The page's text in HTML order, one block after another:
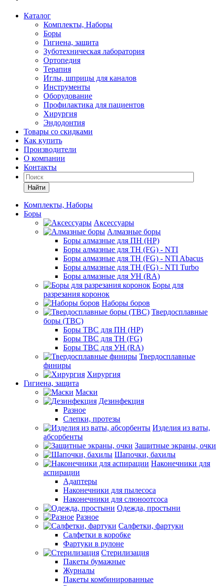
Каталог
Комплекты, Наборы
Боры
Гигиена, защита
Зуботехническая лаборатория
Ортопедия
Терапия
Иглы, шприцы для каналов
Инструменты
Оборудование
Профилактика для пациентов
Хирургия
Эндодонтия
Товары со скидками
Как купить
Производители
О компании
Контакты
Найти
Комплекты, Наборы
Боры
Аксессуары
Алмазные боры
Боры алмазные для ПН (HP)
Боры алмазные для ТН (FG) - NTI
Боры алмазные для ТН (FG) - NTI Abacus
Боры алмазные для ТН (FG) - NTI Turbo
Боры алмазные для УН (RA)
Боры для
разрезания коронок
Наборы боров
Твердосплавные
боры (ТВС)
Боры ТВС для ПН (HP)
Боры ТВС для ТН (FG)
Боры ТВС для УН (RA)
Твердосплавные
финиры
Хирургия
Гигиена, защита
Маски
Дезинфекция
Разное
Слепки, протезы
Изделия из ваты,
абсорбенты
Защитные экраны, очки
Шапочки, бахилы
Наконечники для
аспирации
Адаптеры
Наконечники для пылесоса
Наконечники для слюноотсоса
Одежда, простыни
Разное
Салфетки, фартуки
Салфетки в коробке
Фартуки в рулоне
Стерилизация
Пакеты бумажные
Журналы
Пакеты комбинированные